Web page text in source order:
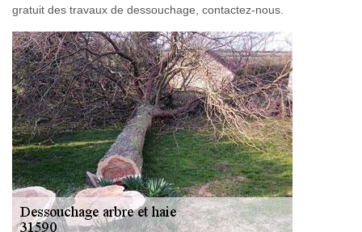
gratuit des travaux de dessouchage, contactez-nous.